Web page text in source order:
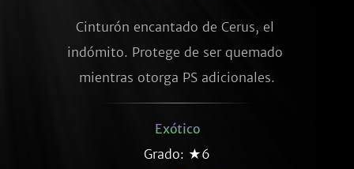
Cinturón encantado de Cerus, el
indómito. Protege de ser quemado
mientras otorga PS adicionales.
Exótico
Grado: ★6